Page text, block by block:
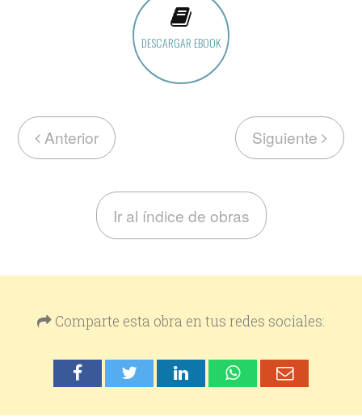
DESCARGAR EBOOK
Anterior Siguiente
Ir al índice de obras
Comparte esta obra en tus redes sociales: